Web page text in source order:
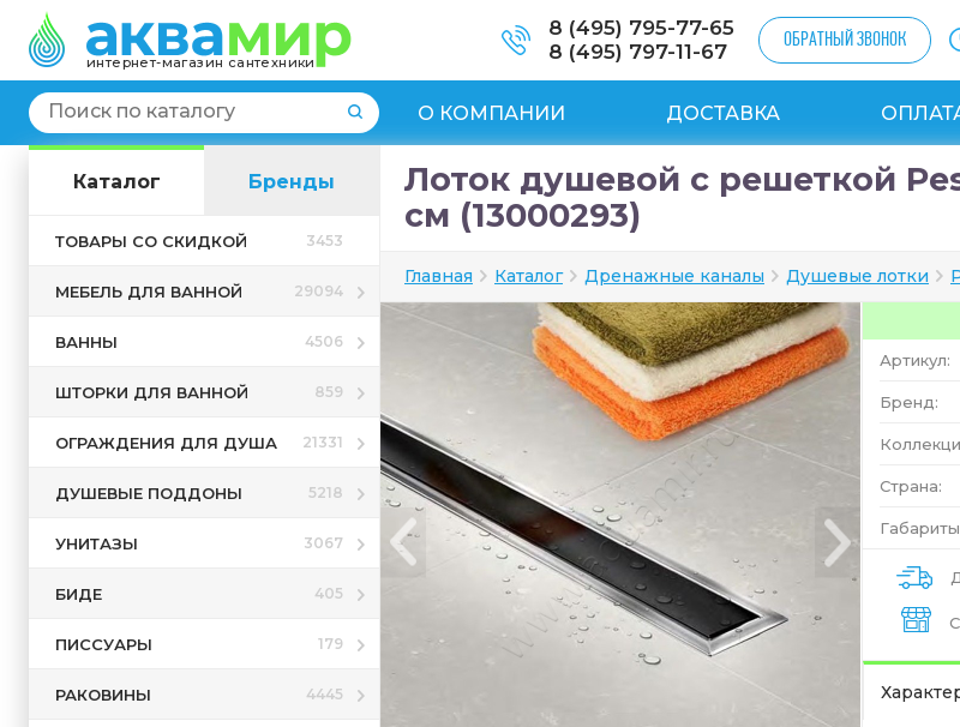
интернет-магазин сантехники
8 (495) 795-77-65
8 (495) 797-11-67
ОБРАТНЫЙ ЗВОНОК
О КОМПАНИИ ДОСТАВКА
Каталог Бренды
ТОВАРЫ СО СКИДКОЙ 3453
МЕБЕЛЬ ДЛЯ ВАННОЙ 29094
ВАННЫ 4506
ШТОРКИ ДЛЯ ВАННОЙ 859
ОГРАЖДЕНИЯ ДЛЯ ДУША 21331
ДУШЕВЫЕ ПОДДОНЫ 5218
УНИТАЗЫ 3067
БИДЕ 405
ПИССУАРЫ 179
РАКОВИНЫ 4445
Лоток душевой с решеткой
см (13000293)
Главная Каталог Дренажные каналы Душевые лотки
Артикул:
Бренд:
Страна: